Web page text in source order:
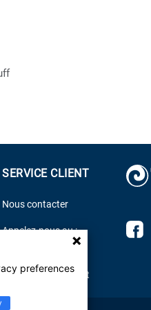
SERVICE CLIENT
Nous contacter
Appelez-nous au :
Centre d'aide Tarkett
preferences